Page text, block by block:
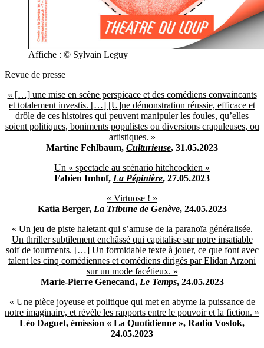
Affiche : © Sylvain Leguy
Revue de presse
« […] une mise en scène perspicace et des comédiens convaincants
et totalement investis. […] [U]ne démonstration réussie, efficace et
drôle de ces histoires qui peuvent manipuler les foules, qu’elles
soient politiques, boniments populistes ou diversions crapuleuses, ou
artistiques. »
Martine Fehlbaum, Culturieuse, 31.05.2023
Un « spectacle au scénario hitchcockien »
Fabien Imhof, La Pépinière, 27.05.2023
« Virtuose ! »
Katia Berger, La Tribune de Genève, 24.05.2023
« Un jeu de piste haletant qui s’amuse de la paranoïa généralisée.
Un thriller subtilement enchâssé qui capitalise sur notre insatiable
soif de tourments. […] Un formidable texte à jouer, ce que font avec
talent les cinq comédiennes et comédiens dirigés par Elidan Arzoni
sur un mode facétieux. »
Marie-Pierre Genecand, Le Temps, 24.05.2023
« Une pièce joyeuse et politique qui met en abyme la puissance de
notre imaginaire, et révèle les rapports entre le pouvoir et la fiction. »
Léo Daguet, émission « La Quotidienne », Radio Vostok,
24.05.2023